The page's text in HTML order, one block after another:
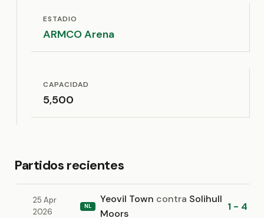
ESTADIO
ARMCO Arena
CAPACIDAD
5,500
Partidos recientes
25 Apr
2026
NL
Yeovil Town contra Solihull
Moors
1 - 4